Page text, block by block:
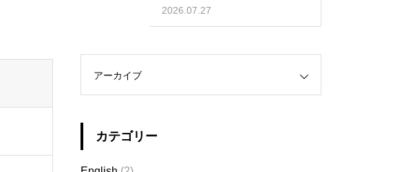
り心地
2026.07.27
アーカイブ
カテゴリー